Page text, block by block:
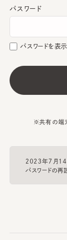
パスワード
パスワードを表
※共有の端
2023年7月14
パスワードの再